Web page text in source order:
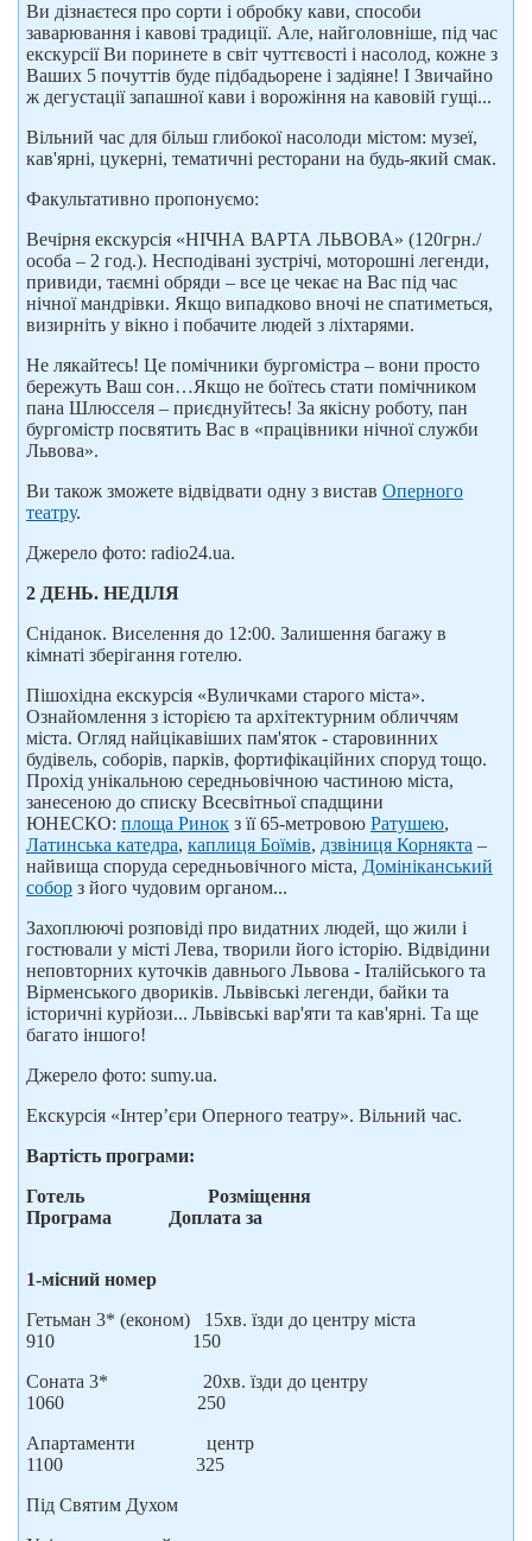
Ви дізнаєтеся про сорти і обробку кави, способи
заварювання і кавові традиції. Але, найголовніше, під час
екскурсії Ви поринете в світ чуттєвості і насолод, кожне з
Ваших 5 почуттів буде підбадьорене і задіяне! І Звичайно
ж дегустації запашної кави і ворожіння на кавовій гущі...
Вільний час для більш глибокої насолоди містом: музеї,
кав'ярні, цукерні, тематичні ресторани на будь-який смак.
Факультативно пропонуємо:
Вечірня екскурсія «НІЧНА ВАРТА ЛЬВОВА» (120грн./
особа – 2 год.). Несподівані зустрічі, моторошні легенди,
привиди, таємні обряди – все це чекає на Вас під час
нічної мандрівки. Якщо випадково вночі не спатиметься,
визирніть у вікно і побачите людей з ліхтарями.
Не лякайтесь! Це помічники бургомістра – вони просто
бережуть Ваш сон…Якщо не боїтесь стати помічником
пана Шлюсселя – приєднуйтесь! За якісну роботу, пан
бургомістр посвятить Вас в «працівники нічної служби
Львова».
Ви також зможете відвідвати одну з вистав Оперного
театру.
Джерело фото: radio24.ua.
2 ДЕНЬ. НЕДІЛЯ
Сніданок. Виселення до 12:00. Залишення багажу в
кімнаті зберігання готелю.
Пішохідна екскурсія «Вуличками старого міста».
Ознайомлення з історією та архітектурним обличчям
міста. Огляд найцікавіших пам'яток - старовинних
будівель, соборів, парків, фортифікаційних споруд тощо.
Прохід унікальною середньовічною частиною міста,
занесеною до списку Всесвітньої спадщини
ЮНЕСКО: площа Ринок з її 65-метровою Ратушею,
Латинська катедра, каплиця Боїмів, дзвіниця Корнякта –
найвища споруда середньовічного міста, Домініканський
собор з його чудовим органом...
Захоплюючі розповіді про видатних людей, що жили і
гостювали у місті Лева, творили його історію. Відвідини
неповторних куточків давнього Львова - Італійського та
Вірменського двориків. Львівські легенди, байки та
історичні курйози... Львівські вар'яти та кав'ярні. Та ще
багато іншого!
Джерело фото: sumy.ua.
Екскурсія «Інтер’єри Оперного театру». Вільний час.
Вартість програми:
Готель Розміщення
Програма Доплата за
1-місний номер
Гетьман 3* (економ) 15хв. їзди до центру міста
910 150
Соната 3* 20хв. їзди до центру
1060 250
Апартаменти центр
1100 325
Під Святим Духом